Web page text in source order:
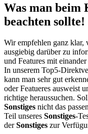
Was man beim
beachten sollte!
Wir empfehlen ganz klar,
ausgiebig darüber zu
und Features mit
In unserem Top5-
kann man sehr gut
oder Featueres ausweist
richtige heraussuchen.
Sonstiges nicht das
Teil unseres Sonstiges-
derSonstiges zur